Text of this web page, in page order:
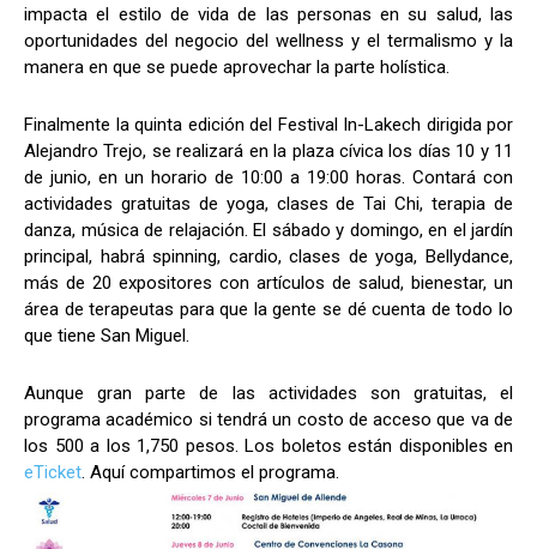
impacta el estilo de vida de las personas en su salud, las
oportunidades del negocio del wellness y el termalismo y la
manera en que se puede aprovechar la parte holística.
Finalmente la quinta edición del Festival In-Lakech dirigida por
Alejandro Trejo, se realizará en la plaza cívica los días 10 y 11
de junio, en un horario de 10:00 a 19:00 horas. Contará con
actividades gratuitas de yoga, clases de Tai Chi, terapia de
danza, música de relajación. El sábado y domingo, en el jardín
principal, habrá spinning, cardio, clases de yoga, Bellydance,
más de 20 expositores con artículos de salud, bienestar, un
área de terapeutas para que la gente se dé cuenta de todo lo
que tiene San Miguel.
Aunque gran parte de las actividades son gratuitas, el
programa académico si tendrá un costo de acceso que va de
los 500 a los 1,750 pesos. Los boletos están disponibles en
eTicket. Aquí compartimos el programa.